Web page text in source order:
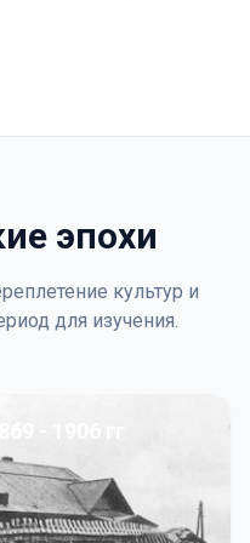
эпохи
культур и
для изучения.
- 1906 гг